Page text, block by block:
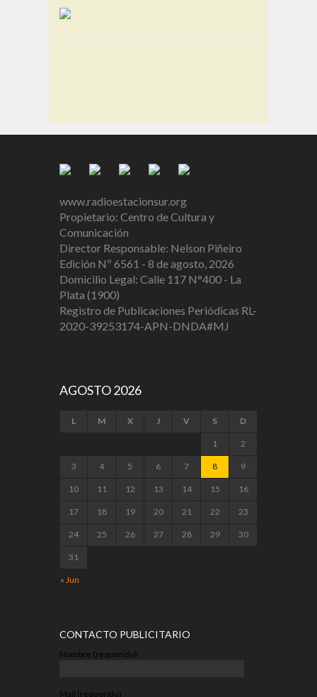
www.radioestacionsur.org
Propietario: Centro de Cultura y
Comunicación
Director Responsable: Nelson Piñeiro
Edición Nº 6561 - 8 de agosto, 2026
Domicilio Legal: Calle 117 N°400 - La
Plata (1900)
Registro de Publicaciones Periódicas RL-
2020-39253174-APN-DNDA#MJ
AGOSTO 2026
L M X J V S D
« Jun
1 2
3 4 5 6 7 8 9
10 11 12 13 14 15 16
17 18 19 20 21 22 23
24 25 26 27 28 29 30
31
CONTACTO PUBLICITARIO
Nombre (requerido)
Mail (requerido)